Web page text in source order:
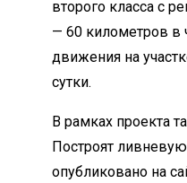
второго класса с
— 60 километров в
движения на
сутки.
В рамках проекта
Построят
опубликовано на